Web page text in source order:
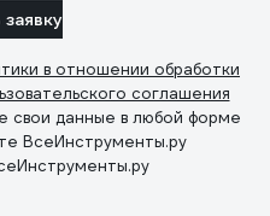
в отношении обработки
соглашения
свои данные в любой форме
ВсеИнструменты.ру